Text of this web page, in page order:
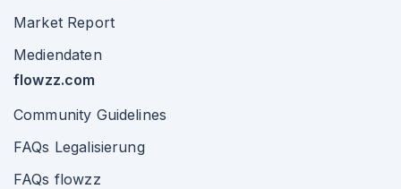
Market Report
Mediendaten
flowzz.com
Community Guidelines
FAQs Legalisierung
FAQs flowzz